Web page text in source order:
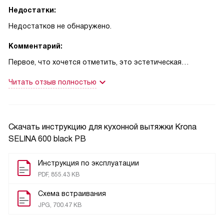
Скачать инструкцию для кухонной вытяжки Krona
SELINA 600 black PB
Инструкция по эксплуатации
PDF, 855.43 KB
Схема встраивания
JPG, 700.47 KB
Недостатки:
Недостатков не обнаружено.
Комментарий:
Первое, что хочется отметить, это эстетическая
стильно. Черный цвет добавляет строгости и
Три элемента в комплекте - это очень удобно. Вытяжка,
подобрать оптимальный режим в зависимости от
интенсивности приготовления пищи. Производительность
Читать отзыв полностью